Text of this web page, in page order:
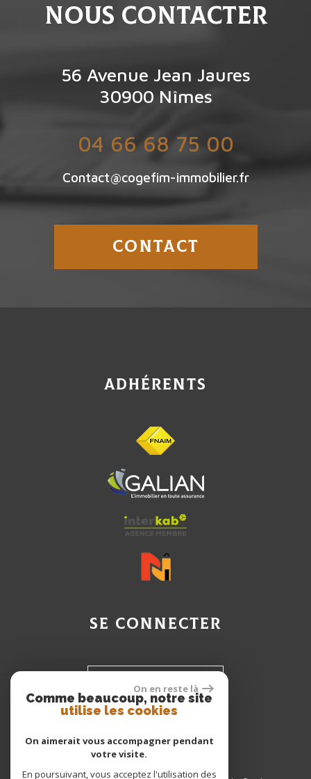
nous contacter
56 Avenue Jean Jaures
30900 Nîmes
04 66 68 75 00
Contact@cogefim-immobilier.fr
CONTACT
adhérents
se connecter
Espace Client
On en reste là
Comme beaucoup, notre site
utilise les cookies
On aimerait vous accompagner pendant
votre visite.
En poursuivant, vous acceptez l'utilisation des